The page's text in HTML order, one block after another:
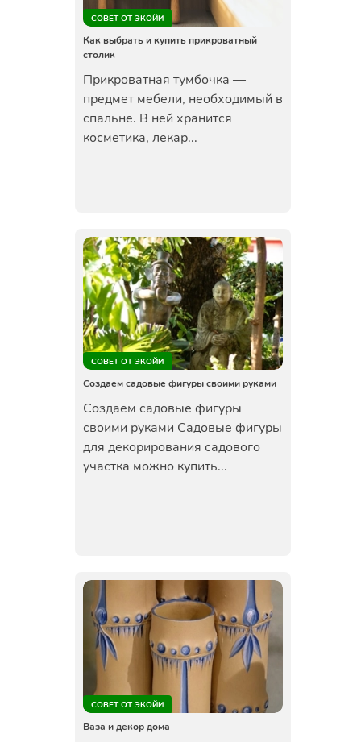
СОВЕТ ОТ ЭКОЙИ
Как выбрать и купить прикроватный
столик
Прикроватная тумбочка —
предмет мебели, необходимый в
спальне. В ней хранится
косметика, лекар...
СОВЕТ ОТ ЭКОЙИ
Создаем садовые фигуры своими руками
Создаем садовые фигуры
своими руками Садовые фигуры
для декорирования садового
участка можно купить...
СОВЕТ ОТ ЭКОЙИ
Ваза и декор дома